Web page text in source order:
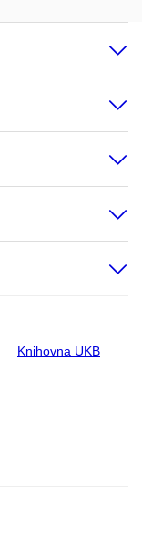
Knihovna UKB